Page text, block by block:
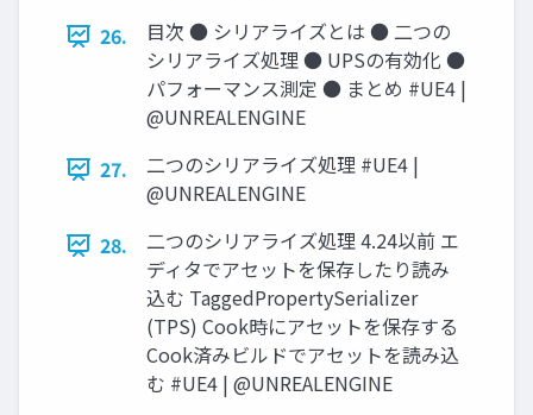
26.
目次 ● シリアライズとは ● 二つの
シリアライズ処理 ● UPSの有効化 ●
パフォーマンス測定 ● まとめ #UE4 |
@UNREALENGINE
27.
二つのシリアライズ処理 #UE4 |
@UNREALENGINE
28.
二つのシリアライズ処理 4.24以前 エ
ディタでアセットを保存したり読み
込む TaggedPropertySerializer
(TPS) Cook時にアセットを保存する
Cook済みビルドでアセットを読み込
む #UE4 | @UNREALENGINE